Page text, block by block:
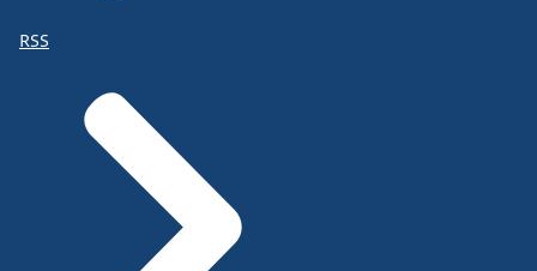
RSS